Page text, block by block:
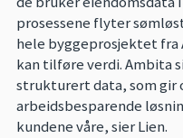
prosessene flyter
hele byggeprosjektet fra
kan tilføre verdi. Ambita
strukturert data, som gir
arbeidsbesparende
kundene våre, sier Lien.